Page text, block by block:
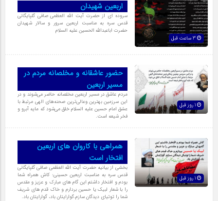
اربعین شهیدان
سروده ای از حضرت آیت الله العظمی صافی گلپایگانی
قدس سره به مناسبت اربعین سرور و سالار شهیدان
حضرت اباعبدالله الحسین علیه السلام
حضور عاشقانه و مخلصانه مردم در
مسیر اربعین
مردم عاشق در مسیر اربعین مخلصانه حاضر می‌شوند و در
این سرزمین بهترین وعالی‌ترین صحنه‌های الهی مرتبط با
عشق امام حسین علیه السلام خلق می‌شود که مایه آبرو و
فخر شیعه است.
همراهی با کاروان های اربعین
افتخار است
بخشی از بیانیه حضرت آیت الله العظمی صافی گلپایگانی
قدس سره به مناسبت اربعین حسینی: کاش همراه شما
بودم و افتخار داشتم این گام های مبارک و عزیز و مقدس
را با شعار لبیک یا حسین بردارم و خاک قدم های شریف
شما را توتیای دیدگان سازم.گوارایتان باد، گوارایتان باد.